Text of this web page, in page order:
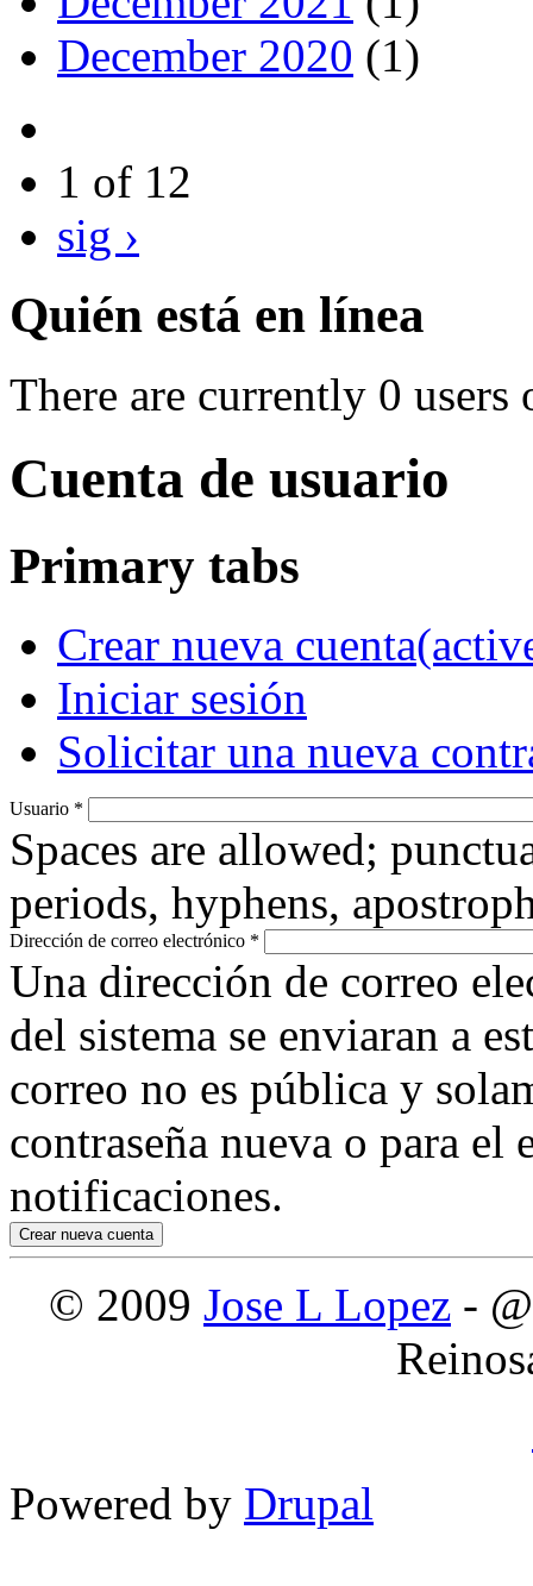
December 2020 (1)
1 of 12
sig ›
Quién está en línea
There are currently 0 users
Cuenta de usuario
Primary tabs
Crear nueva cuenta
Iniciar sesión
Solicitar una nueva
Usuario *
Spaces are allowed;
periods, hyphens,
Dirección de correo electrónico *
Una dirección de correo
del sistema se enviaran a
correo no es pública y
contraseña nueva o para
notificaciones.
© 2009 Jose L Lopez -
Powered by Drupal